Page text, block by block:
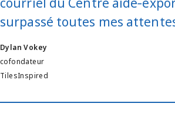
surpassé toutes mes
Dylan Vokey
cofondateur
TilesInspired